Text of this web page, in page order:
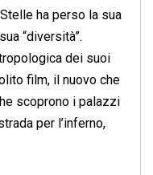
ha perso la sua
“diversità”.
dei suoi
film, il nuovo che
scoprono i palazzi
per l’inferno,